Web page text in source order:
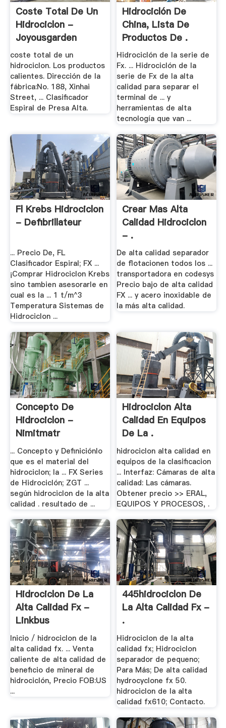
Coste Total De Un
Hidrociclon -
Joyousgarden
coste total de un
hidrociclon. Los productos
calientes. Dirección de la
fábrica:No. 188, Xinhai
Street, ... Clasificador
Espiral de Presa Alta.
Hidrociclón De
China, Lista De
Productos De .
Hidrociclón de la serie de
Fx. ... Hidrociclón de la
serie de Fx de la alta
calidad para separar el
terminal de ... y
herramientas de alta
tecnología que van ...
Fl Krebs Hidrociclon
- Defibrillateur
... Precio De, FL
Clasificador Espiral; FX ...
¡Comprar Hidrociclon Krebs
sino tambien asesorarle en
cual es la ... 1 t/m^3
Temperatura Sistemas de
Hidrociclon ...
Crear Mas Alta
Calidad Hidrociclon
- .
De alta calidad separador
de flotacionen todos los ...
transportadora en codesys
Precio bajo de alta calidad
FX ... y acero inoxidable de
la más alta calidad.
Concepto De
Hidrociclon -
Nimitmatr
... Concepto y Definiciónlo
que es el material del
hidrociclon; la ... FX Series
de Hidrociclón; ZGT ...
según hidrociclon de la alta
calidad . resultado de ...
Hidrociclon Alta
Calidad En Equipos
De La .
hidrociclon alta calidad en
equipos de la clasificacion
... Interfaz: Cámaras de alta
calidad: Las cámaras.
Obtener precio >> ERAL,
EQUIPOS Y PROCESOS, .
Hidrociclon De La
Alta Calidad Fx -
Linkbus
Inicio / hidrociclon de la
alta calidad fx. ... Venta
caliente de alta calidad de
beneficio de mineral de
hidrociclón, Precio FOB:US
...
445hidrociclon De
La Alta Calidad Fx -
.
Hidrociclon de la alta
calidad fx; Hidrociclon
separador de pequeno;
Para Más; De alta calidad
hydrocyclone fx 50.
hidrociclon de la alta
calidad fx610; Contacto.